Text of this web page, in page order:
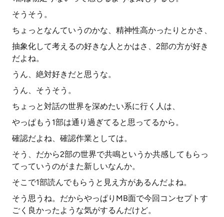
そうそう。
ちょっとなんていうのかな、精神性高かったりとかさ、
抽象化して考えるの好きな人とかはさ、2部の方が好き
だよね。
うん、絶対好きだと思うな。
うん、そうそう。
ちょっと対話の世界を深めたい系に行く人は、
やっぱもう1部は通り過ぎてると思ってるから。
確認だよね、確認作業としては。
そう、だから2部の世界で共鳴というか共感してもらっ
てっていうのがまた新しいなんか。
そこで1部読んでもらうと見え方があるんだよね。
そう思うね。だからやっぱりMB面で今回コンセプトす
ごく良かったような気がするんだけど。